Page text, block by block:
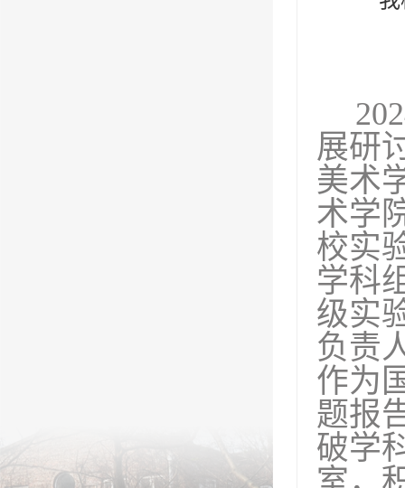
展研
美术
术学
校实
学科
级实
负责
作为
题报
破学